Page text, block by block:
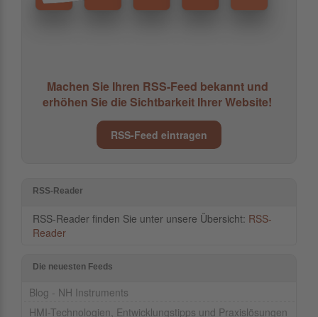
Machen Sie Ihren RSS-Feed bekannt und
erhöhen Sie die Sichtbarkeit Ihrer Website!
RSS-Feed eintragen
RSS-Reader
RSS-Reader finden Sie unter unsere Übersicht: RSS-
Reader
Die neuesten Feeds
Blog - NH Instruments
HMI-Technologien, Entwicklungstipps und Praxislösungen